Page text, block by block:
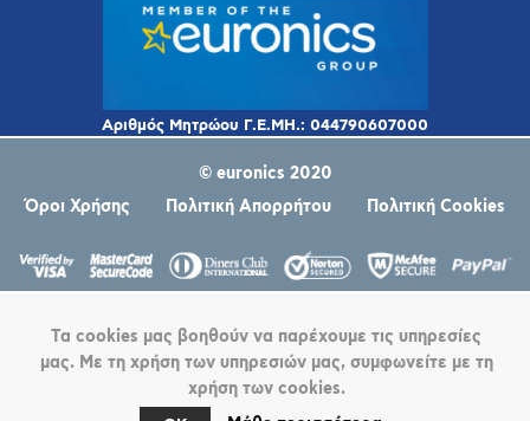
© euronics 2020
Όροι Χρήσης
Πολιτική Απορρήτου Πολιτική Cookies
Powered by
Τα cookies μας βοηθούν να παρέχουμε τις υπηρεσίες
μας. Με τη χρήση των υπηρεσιών μας, συμφωνείτε με τη
χρήση των cookies.